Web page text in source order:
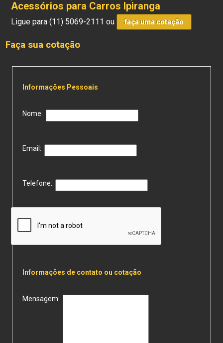
Acessórios para Carros Ipiranga
Ligue para(11) 5069-2111 ou faça uma cotação
Faça sua cotação
Informações Pessoais
Nome:
Email:
Telefone:
Informações de contato ou cotação
Mensagem: